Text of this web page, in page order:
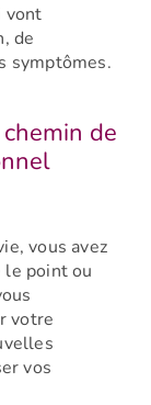
vont
de
symptômes.
de
vous avez
le point ou
votre
vos